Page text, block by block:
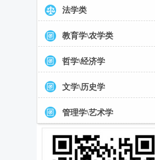
法学类
教育学\农学类
哲学\经济学
文学\历史学
管理学\艺术学